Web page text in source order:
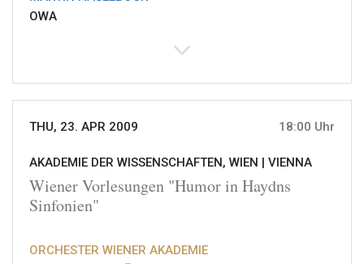
OWA
THU, 23. APR 2009 18:00 Uhr
AKADEMIE DER WISSENSCHAFTEN, WIEN | VIENNA
Wiener Vorlesungen "Humor in Haydns
Sinfonien"
ORCHESTER WIENER AKADEMIE